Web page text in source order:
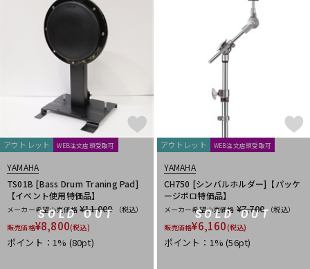
SOLD OUT
アウトレット WEB注文店頭受取可
YAMAHA
TS01B [Bass Drum Traning Pad]
【イベント使用特価品】
メーカー希望小売価格 ¥11,000
（税込）
販売価格¥8,800(税込)
ポイント：1% (80pt)
SOLD OUT
アウトレット WEB注文店頭受取可
YAMAHA
CH750 [シンバルホルダー]【パッケ
ージボロ特価品】
メーカー希望小売価格 ¥7,700 （税込）
販売価格¥6,160(税込)
ポイント：1%(56pt)